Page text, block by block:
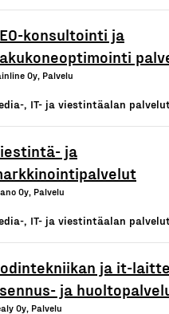
konsultointi ja
Oy, Palvelu
, IT- ja viestintäalan palvelut
ja
Oy, Palvelu
, IT- ja viestintäalan palvelut
ja it-
ja
Oy, Palvelu